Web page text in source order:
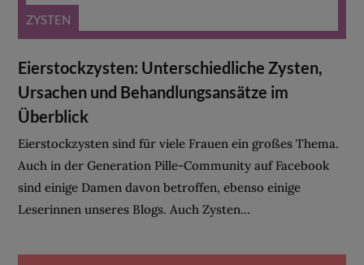
ZYSTEN
Eierstockzysten: Unterschiedliche Zysten,
Ursachen und Behandlungsansätze im
Überblick
Eierstockzysten sind für viele Frauen ein großes Thema.
Auch in der Generation Pille-Community auf Facebook
sind einige Damen davon betroffen, ebenso einige
Leserinnen unseres Blogs. Auch Zysten...